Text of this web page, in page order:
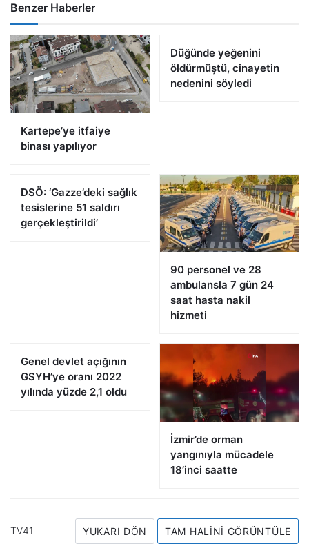
Benzer Haberler
Kartepe’ye itfaiye
binası yapılıyor
Düğünde yeğenini
öldürmüştü, cinayetin
nedenini söyledi
DSÖ: ‘Gazze’deki sağlık
tesislerine 51 saldırı
gerçekleştirildi’
90 personel ve 28
ambulansla 7 gün 24
saat hasta nakil
hizmeti
Genel devlet açığının
GSYH’ye oranı 2022
yılında yüzde 2,1 oldu
İzmir’de orman
yangınıyla mücadele
18’inci saatte
TV41 YUKARI DÖN TAM HALINI GÖRÜNTÜLE